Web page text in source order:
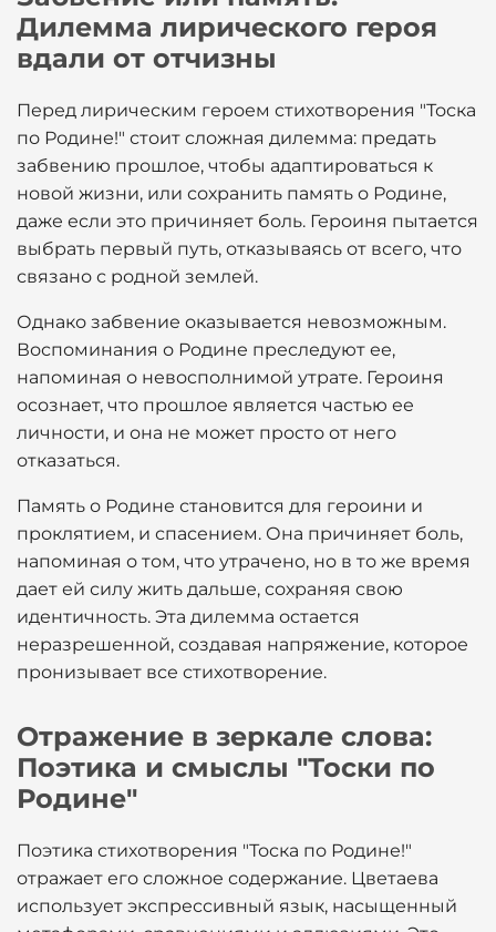
Дилемма лирического героя
вдали от отчизны
Перед лирическим героем стихотворения "Тоска
по Родине!" стоит сложная дилемма: предать
забвению прошлое, чтобы адаптироваться к
новой жизни, или сохранить память о Родине,
даже если это причиняет боль. Героиня пытается
выбрать первый путь, отказываясь от всего, что
связано с родной землей.
Однако забвение оказывается невозможным.
Воспоминания о Родине преследуют ее,
напоминая о невосполнимой утрате. Героиня
осознает, что прошлое является частью ее
личности, и она не может просто от него
отказаться.
Память о Родине становится для героини и
проклятием, и спасением. Она причиняет боль,
напоминая о том, что утрачено, но в то же время
дает ей силу жить дальше, сохраняя свою
идентичность. Эта дилемма остается
неразрешенной, создавая напряжение, которое
пронизывает все стихотворение.
Отражение в зеркале слова:
Поэтика и смыслы "Тоски по
Родине"
Поэтика стихотворения "Тоска по Родине!"
отражает его сложное содержание. Цветаева
использует экспрессивный язык, насыщенный